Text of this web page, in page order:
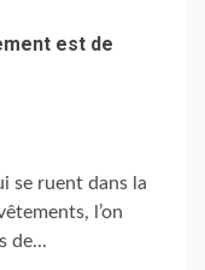
est de
se ruent dans la
l’on
de...